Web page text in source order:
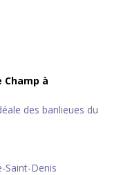
Champ à
des banlieues du
Saint-Denis